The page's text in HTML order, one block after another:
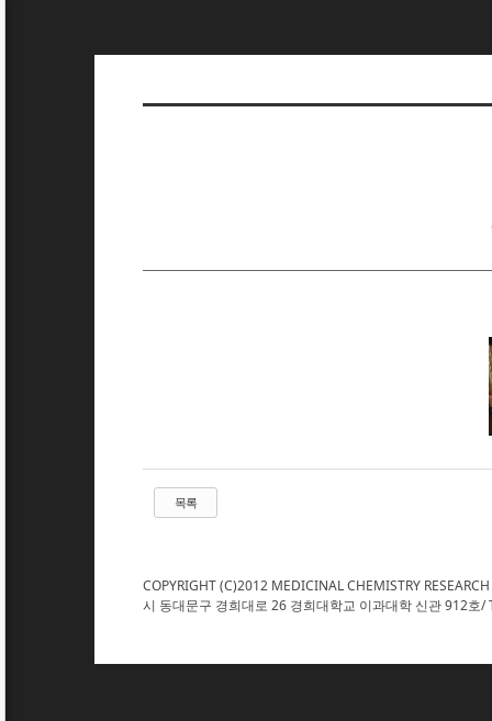
목록
COPYRIGHT (C)2012 MEDICINAL CHEMISTRY
시 동대문구 경희대로 26 경희대학교 이과대학 신관 912